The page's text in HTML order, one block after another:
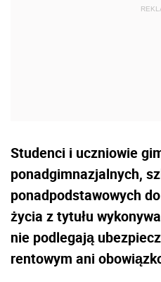
Studenci i uczniowie
ponadgimnazjalnych,
ponadpodstawowych
życia z tytułu
nie podlegają
rentowym ani